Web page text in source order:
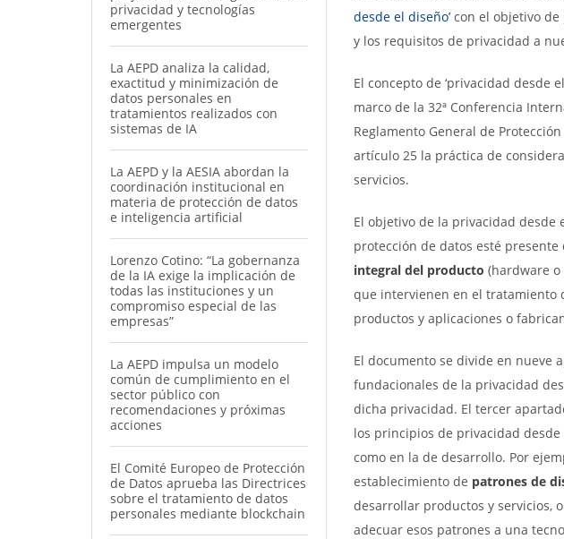
desde el diseño’con el objetivo de
y los requisitos de privacidad a
El concepto de ‘privacidad desde
marco de la 32ª Conferencia
Reglamento General de
artículo 25 la práctica de
servicios.
El objetivo de la privacidad desde
protección de datos esté
integral del producto (hardware o
que intervienen en el tratamiento
productos y aplicaciones o
El documento se divide en nueve
fundacionales de la privacidad
dicha privacidad. El tercer
los principios de privacidad
como en la de desarrollo. Por
establecimiento de patrones de
desarrollar productos y servicios,
adecuar esos patrones a una
privacidad y tecnologías
emergentes
La AEPD analiza la calidad,
exactitud y minimización de
datos personales en
tratamientos realizados con
sistemas de IA
La AEPD y la AESIA abordan la
coordinación institucional en
materia de protección de datos
e inteligencia artificial
Lorenzo Cotino: “La gobernanza
de la IA exige la implicación de
todas las instituciones y un
compromiso especial de las
empresas”
La AEPD impulsa un modelo
común de cumplimiento en el
sector público con
recomendaciones y próximas
acciones
El Comité Europeo de Protección
de Datos aprueba las Directrices
sobre el tratamiento de datos
personales mediante blockchain